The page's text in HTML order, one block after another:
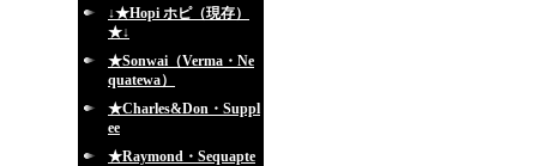
↓★Hopi ホピ（現存）
★↓
★Sonwai（Verma・Ne
quatewa）
★Charles&Don・Suppl
ee
★Raymond・Sequapte